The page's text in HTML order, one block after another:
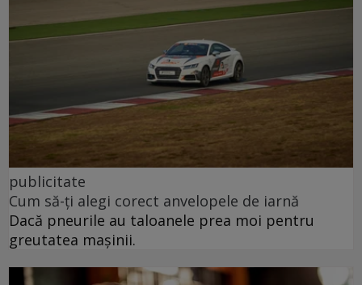
publicitate
Cum să-ți alegi corect anvelopele de iarnă
Dacă pneurile au taloanele prea moi pentru
greutatea mașinii.